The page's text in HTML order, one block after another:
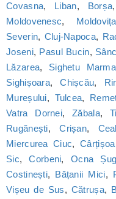
Covasna, Liban, Borșa
Moldovenesc, Moldovița
Severin, Cluj-Napoca,
Joseni, Pasul Bucin,
Lăzarea, Sighetu
Sighișoara,Chișcău,
Mureșului, Tulcea,
Vatra Dornei,Zăbala,
Rugănești,Crișan,
Miercurea Ciuc,
Sic,Corbeni, Ocna
Costinești, Bățanii Mici,
Vișeu de Sus, Cătrușa,